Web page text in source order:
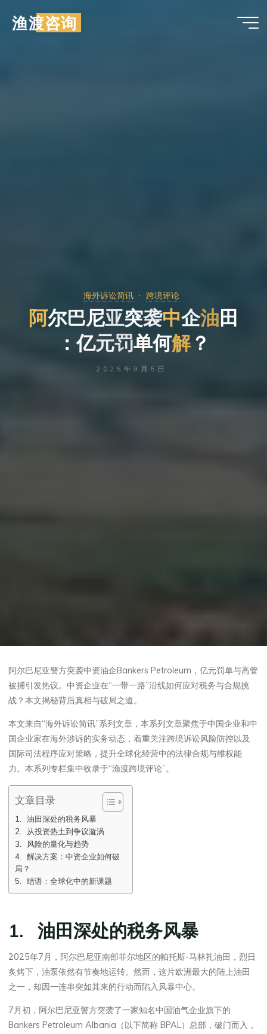
渔渡咨询
海外诉讼简讯 跨境评论
阿尔巴尼亚突袭中企油田
：
： 亿元罚单
单何解？
2025年9月5日
阿尔巴尼亚警方突袭中资油企Bankers Petroleum，亿元罚单与高管
被捕引发热议。中资企业在“一带一路”沿线如何应对税务与合规挑
战？本文揭秘背后真相与破局之道。
本文来自“海外诉讼简讯”系列文章，本系列文章聚焦于中国企业和中
国企业家在海外涉诉的实务动态，着重关注跨境诉讼风险防控以及
国际司法程序应对策略，提升全球化经营中的法律合规与维权能
力。本系列专栏集中收录于“渔渡跨境评论”。
文章目录
1. 油田深处的税务风暴
2. 从投资热土到争议漩涡
3. 风险的量化与趋势
4. 解决方案：中资企业如何破
局？
5. 结语：全球化中的新课题
1. 油田深处的税务风暴
2025年7月，阿尔巴尼亚南部菲尔地区的帕托斯-马林扎油田，烈日
炙烤下，油泵依然有节奏地运转。然而，这片欧洲最大的陆上油田
之一，却因一连串突如其来的行动而陷入风暴中心。
7月初，阿尔巴尼亚警方突袭了一家知名中国油气企业旗下的
Bankers Petroleum Albania（以下简称 BPAL）总部，破门而入，